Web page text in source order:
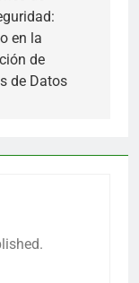
en la
de
de Datos